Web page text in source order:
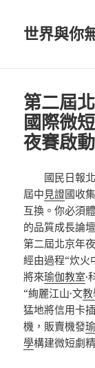
世界與你
第二屆
國際微
夜賽啟動
國民日報
屆中見證國收
互換。你必須
的品質成長論
第二屆北京年
經由過程“炊火
將來瑜伽教室·
“絢麗江山·文
猛地將信用卡
機，販賣機發
學構建微短劇精